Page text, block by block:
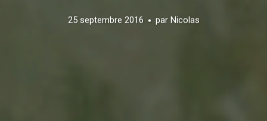
25 septembre 2016 par Nicolas